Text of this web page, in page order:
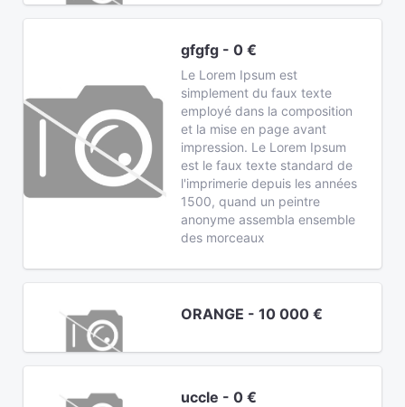
gfgfg - 0 €
Le Lorem Ipsum est
simplement du faux texte
employé dans la composition
et la mise en page avant
impression. Le Lorem Ipsum
est le faux texte standard de
l'imprimerie depuis les années
1500, quand un peintre
anonyme assembla ensemble
des morceaux
ORANGE - 10 000 €
uccle - 0 €